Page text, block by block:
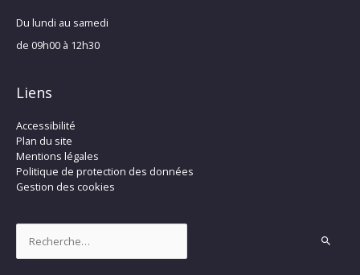
Du lundi au samedi
de 09h00 à 12h30
Liens
Accessibilité
Plan du site
Mentions légales
Politique de protection des données
Gestion des cookies